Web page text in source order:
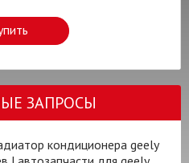
ЗАПРОСЫ
кондиционера geely